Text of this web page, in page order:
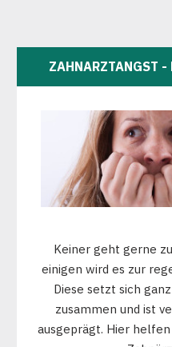
ZAHNARZTANGST -
Keiner geht gerne
einigen wird es zur
Diese setzt sich
zusammen und ist
ausgeprägt. Hier